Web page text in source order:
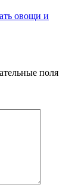
овощи и
поля